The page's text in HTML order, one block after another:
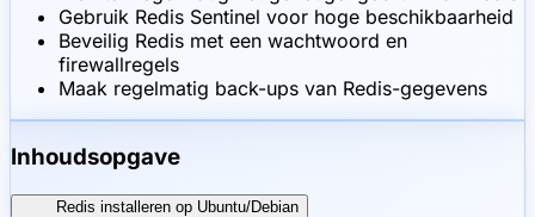
Gebruik Redis Sentinel voor hoge beschikbaarheid
Beveilig Redis met een wachtwoord en
firewallregels
Maak regelmatig back-ups van Redis-gegevens
Inhoudsopgave
Redis installeren op Ubuntu/Debian